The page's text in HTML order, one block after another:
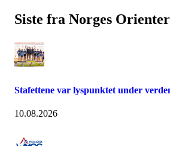
Siste fra Norges
Stafettene var lyspunktet under
10.08.2026